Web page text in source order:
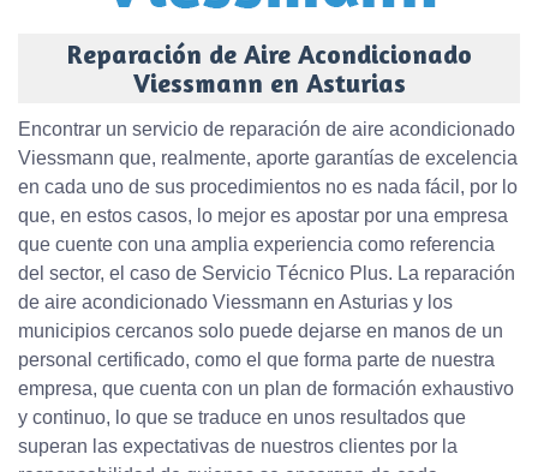
Reparación de Aire Acondicionado
Viessmann en Asturias
Encontrar un servicio de reparación de aire acondicionado
Viessmann que, realmente, aporte garantías de excelencia
en cada uno de sus procedimientos no es nada fácil, por lo
que, en estos casos, lo mejor es apostar por una empresa
que cuente con una amplia experiencia como referencia
del sector, el caso de Servicio Técnico Plus. La reparación
de aire acondicionado Viessmann en Asturias y los
municipios cercanos solo puede dejarse en manos de un
personal certificado, como el que forma parte de nuestra
empresa, que cuenta con un plan de formación exhaustivo
y continuo, lo que se traduce en unos resultados que
superan las expectativas de nuestros clientes por la